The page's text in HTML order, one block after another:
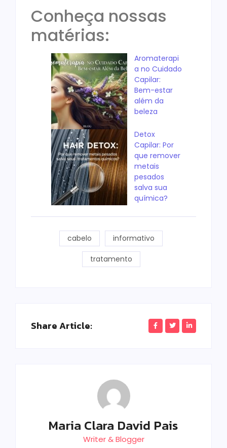
Conheça nossas
matérias:
Aromaterapi
a no Cuidado
Capilar:
Bem-estar
além da
beleza
Detox
Capilar: Por
que remover
metais
pesados
salva sua
química?
cabelo informativo
tratamento
Share Article:
Maria Clara David Pais
Writer & Blogger